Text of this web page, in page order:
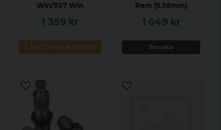
Win/307 Win
1 359 kr
LÄGG I VARUKORGEN
Rem (5.56mm)
1 049 kr
Bevaka